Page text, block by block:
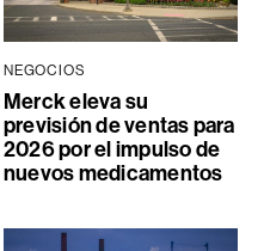
NEGOCIOS
Merck eleva su
previsión de ventas para
2026 por el impulso de
nuevos medicamentos